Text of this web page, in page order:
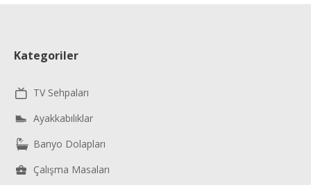
Kategoriler
TV Sehpaları
Ayakkabılıklar
Banyo Dolapları
Çalışma Masaları